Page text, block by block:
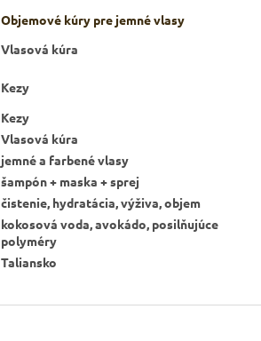
Objemové kúry pre jemné vlasy
Vlasová kúra
Kezy
Kezy
Vlasová kúra
jemné a farbené vlasy
šampón + maska + sprej
čistenie, hydratácia, výživa, objem
kokosová voda, avokádo, posilňujúce
polyméry
Taliansko